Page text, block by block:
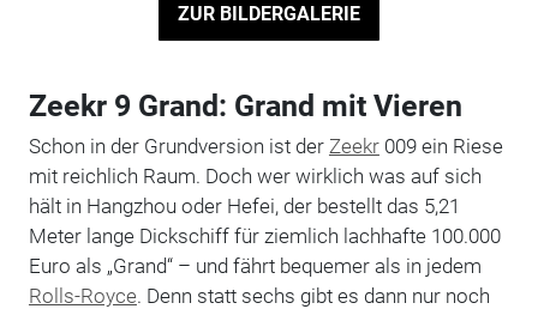
ZUR BILDERGALERIE
Zeekr 9 Grand: Grand mit Vieren
Schon in der Grundversion ist der Zeekr009 ein Riese
mit reichlich Raum. Doch wer wirklich was auf sich
hält in Hangzhou oder Hefei, der bestellt das 5,21
Meter lange Dickschiff für ziemlich lachhafte 100.000
Euro als „Grand“ – und fährt bequemer als in jedem
Rolls-Royce. Denn statt sechs gibt es dann nur noch